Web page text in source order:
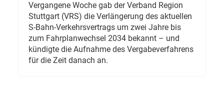
Vergangene Woche gab der Verband Region
Stuttgart (VRS) die Verlängerung des aktuellen
S-Bahn-Verkehrsvertrags um zwei Jahre bis
zum Fahrplanwechsel 2034 bekannt – und
kündigte die Aufnahme des Vergabeverfahrens
für die Zeit danach an.